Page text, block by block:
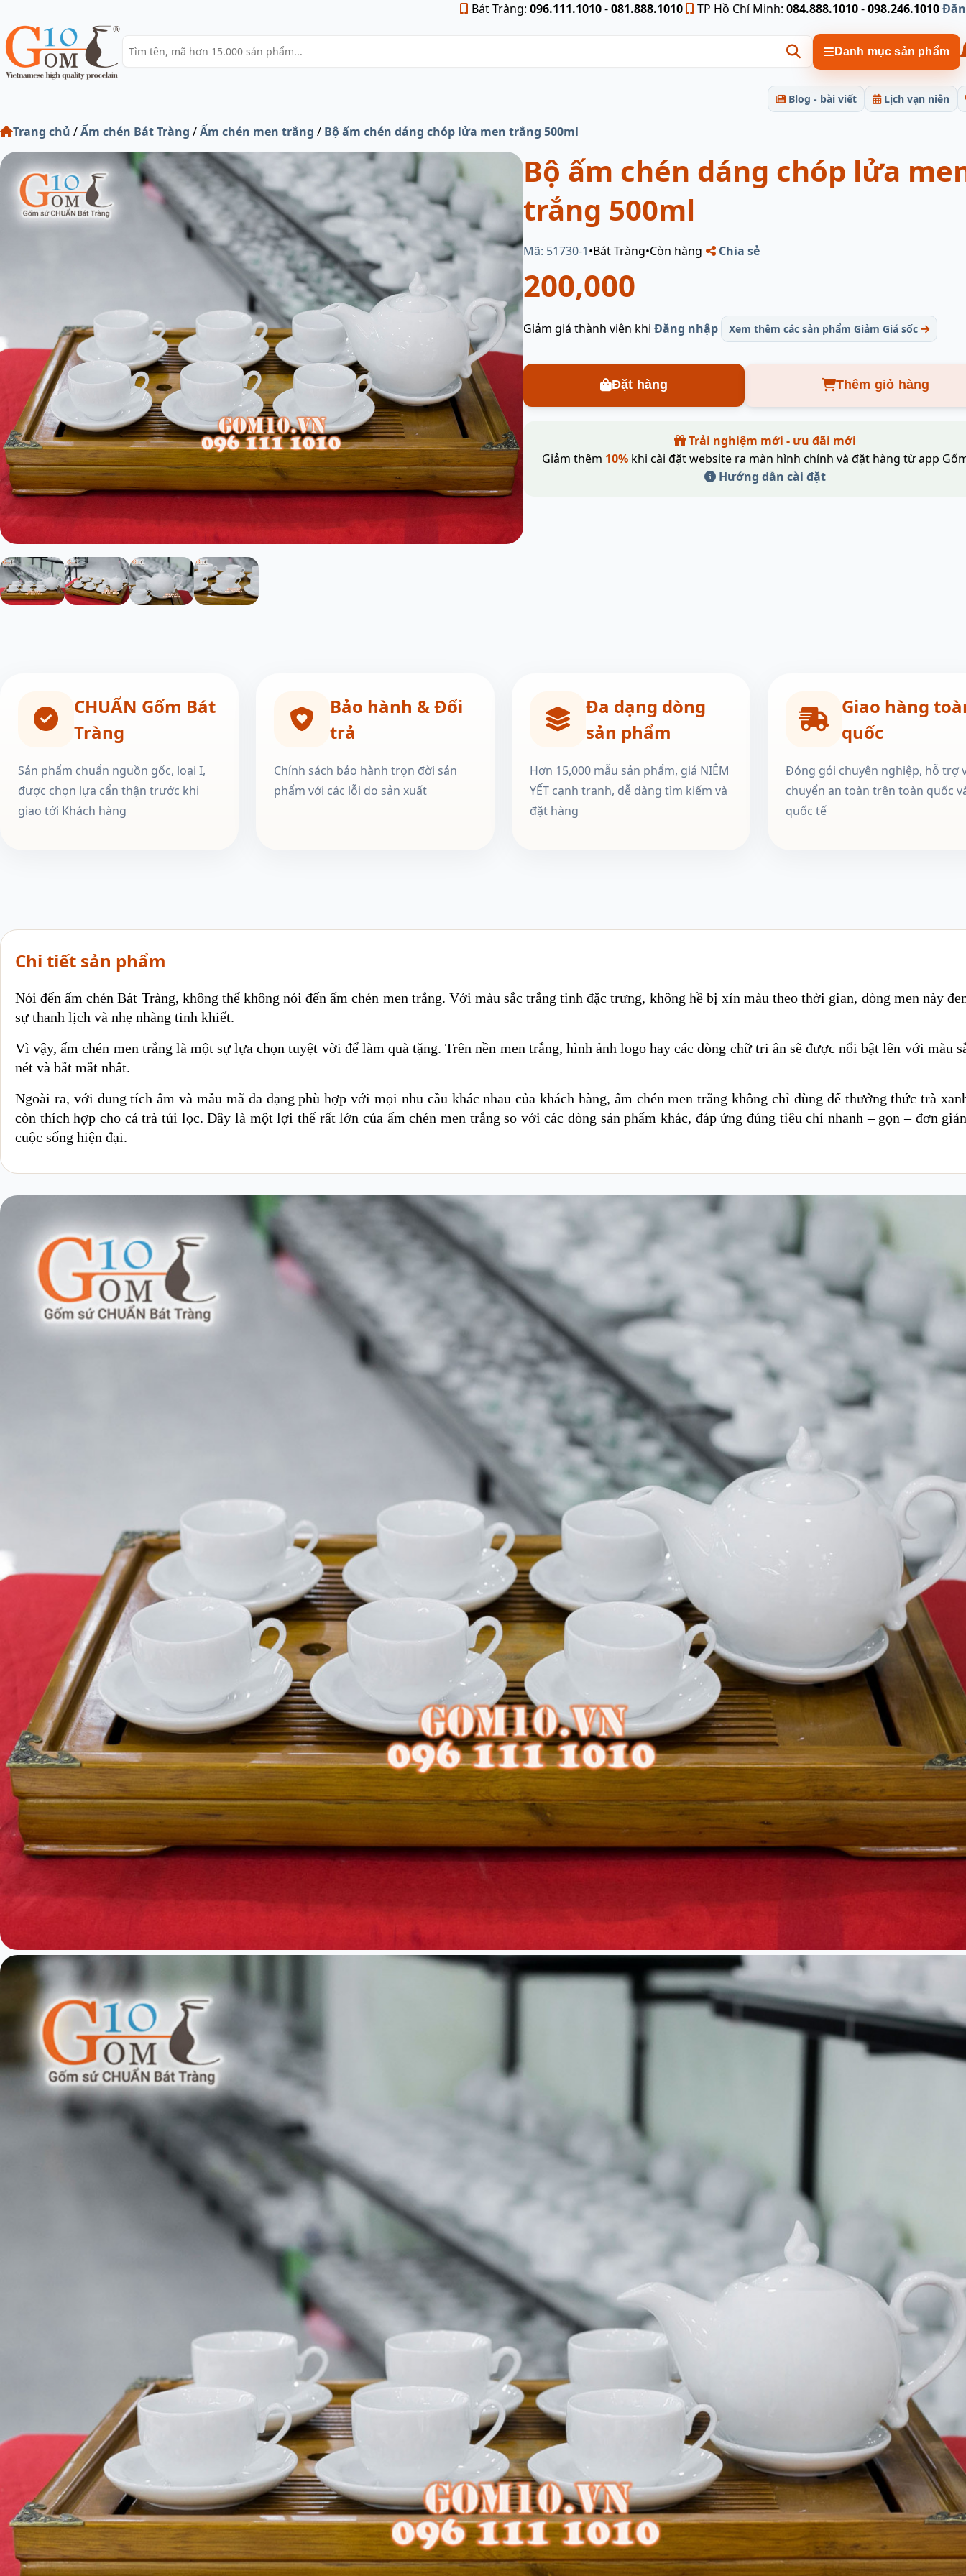
Bát Tràng: 096.111.1010-081.888.1010 TP Hồ Chí Minh: 084.888.1010-098.246.1010
Danh mục sản phẩm
Lịch vạn niên
Blog - bài viết
Trang chủ /Ấm chén Bát Tràng /Ấm chén men trắng / Bộ ấm chén dáng chóp lửa men trắng 500ml
Bộ ấm chén dáng chóp lửa
trắng 500ml
Mã: 51730-1•Bát Tràng•Còn hàng Chia sẻ
200,000
Giảm giá thành viên khi Đăng nhập Xem thêm các sản phẩm Giảm Giá sốc
Đặt hàng Thêm giỏ hàng
Trải nghiệm mới - ưu đãi mới
Giảm thêm 10% khi cài đặt website ra màn hình chính và đặt hàng từ app
Hướng dẫn cài đặt
CHUẨN Gốm Bát
Tràng
Sản phẩm chuẩn nguồn gốc, loại I,
được chọn lựa cẩn thận trước khi
giao tới Khách hàng
Bảo hành & Đổi
trả
Chính sách bảo hành trọn đời sản
phẩm với các lỗi do sản xuất
Đa dạng dòng
sản phẩm
Hơn 15,000 mẫu sản phẩm, giá NIÊM
YẾT cạnh tranh, dễ dàng tìm kiếm và
đặt hàng
Giao hàng
quốc
Đóng gói chuyên nghiệp, hỗ trợ
chuyển an toàn trên toàn quốc
quốc tế
Chi tiết sản phẩm
Nói đến ấm chén Bát Tràng, không thể không nói đến ấm chén men trắng. Với màu sắc trắng tinh đặc trưng, không hề bị xỉn màu theo thời gian, dòng men này
sự thanh lịch và nhẹ nhàng tinh khiết.
Vì vậy, ấm chén men trắng là một sự lựa chọn tuyệt vời để làm quà tặng. Trên nền men trắng, hình ảnh logo hay các dòng chữ tri ân sẽ được nổi bật lên với màu
nét và bắt mắt nhất.
Ngoài ra, với dung tích ấm và mẫu mã đa dạng phù hợp với mọi nhu cầu khác nhau của khách hàng, ấm chén men trắng không chỉ dùng để thưởng thức trà
còn thích hợp cho cả trà túi lọc. Đây là một lợi thế rất lớn của ấm chén men trắng so với các dòng sản phẩm khác, đáp ứng đúng tiêu chí nhanh – gọn – đơn
cuộc sống hiện đại.